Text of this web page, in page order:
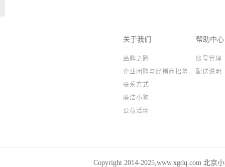
关于我们
品牌之路
企业团购与经销商招募
联系方式
廉洁小狗
公益活动
帮助中心
账号管理
配送说明
Copyright 2014-2025,www.xgdq.com 北京